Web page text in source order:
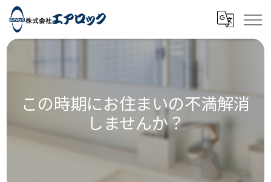
この時期にお住まいの不満解消
しませんか？